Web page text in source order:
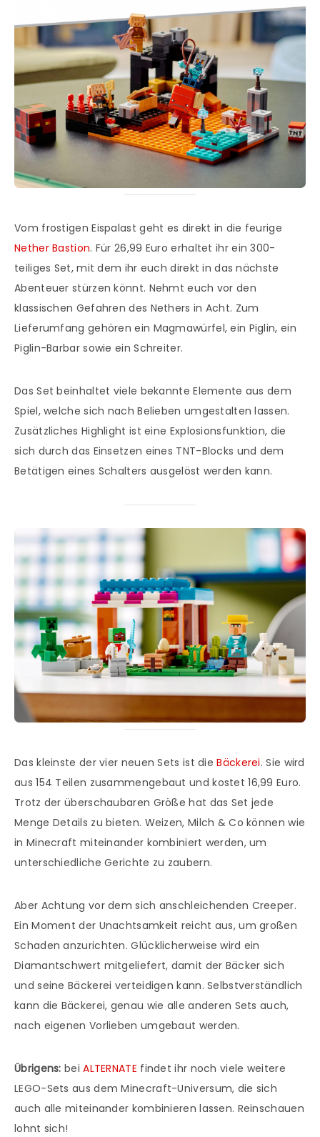
Vom frostigen Eispalast geht es direkt in die feurige
Nether Bastion. Für 26,99 Euro erhaltet ihr ein 300-
teiliges Set, mit dem ihr euch direkt in das nächste
Abenteuer stürzen könnt. Nehmt euch vor den
klassischen Gefahren des Nethers in Acht. Zum
Lieferumfang gehören ein Magmawürfel, ein Piglin, ein
Piglin-Barbar sowie ein Schreiter.
Das Set beinhaltet viele bekannte Elemente aus dem
Spiel, welche sich nach Belieben umgestalten lassen.
Zusätzliches Highlight ist eine Explosionsfunktion, die
sich durch das Einsetzen eines TNT-Blocks und dem
Betätigen eines Schalters ausgelöst werden kann.
Das kleinste der vier neuen Sets ist dieBäckerei. Sie wird
aus 154 Teilen zusammengebaut und kostet 16,99 Euro.
Trotz der überschaubaren Größe hat das Set jede
Menge Details zu bieten. Weizen, Milch & Co können wie
in Minecraft miteinander kombiniert werden, um
unterschiedliche Gerichte zu zaubern.
Aber Achtung vor dem sich anschleichenden Creeper.
Ein Moment der Unachtsamkeit reicht aus, um großen
Schaden anzurichten. Glücklicherweise wird ein
Diamantschwert mitgeliefert, damit der Bäcker sich
und seine Bäckerei verteidigen kann. Selbstverständlich
kann die Bäckerei, genau wie alle anderen Sets auch,
nach eigenen Vorlieben umgebaut werden.
Übrigens: beiALTERNATE findet ihr noch viele weitere
LEGO-Sets aus dem Minecraft-Universum, die sich
auch alle miteinander kombinieren lassen. Reinschauen
lohnt sich!